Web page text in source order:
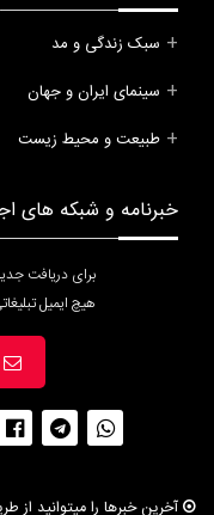
سبک زندگی و مد
سینمای ایران و جهان
طبیعت و محیط زیست
خبرنامه و شبکه های
برای دریافت
هیچ ایمیل
آخرین خبرها را میتوانید از